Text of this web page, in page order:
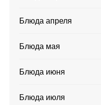
Блюда апреля
Блюда мая
Блюда июня
Блюда июля